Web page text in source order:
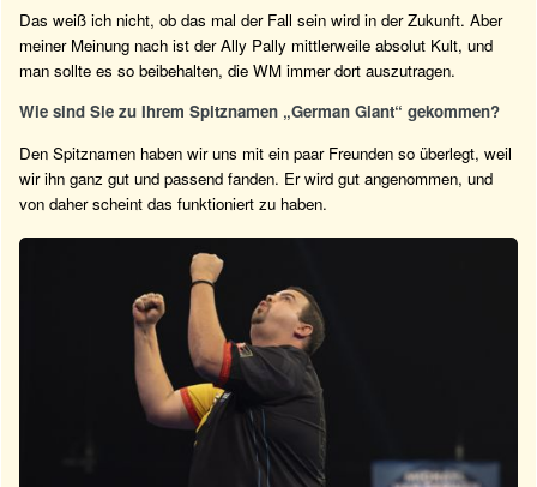
Das weiß ich nicht, ob das mal der Fall sein wird in der Zukunft. Aber
meiner Meinung nach ist der Ally Pally mittlerweile absolut Kult, und
man sollte es so beibehalten, die WM immer dort auszutragen.
Wie sind Sie zu Ihrem Spitznamen „German Giant“ gekommen?
Den Spitznamen haben wir uns mit ein paar Freunden so überlegt, weil
wir ihn ganz gut und passend fanden. Er wird gut angenommen, und
von daher scheint das funktioniert zu haben.